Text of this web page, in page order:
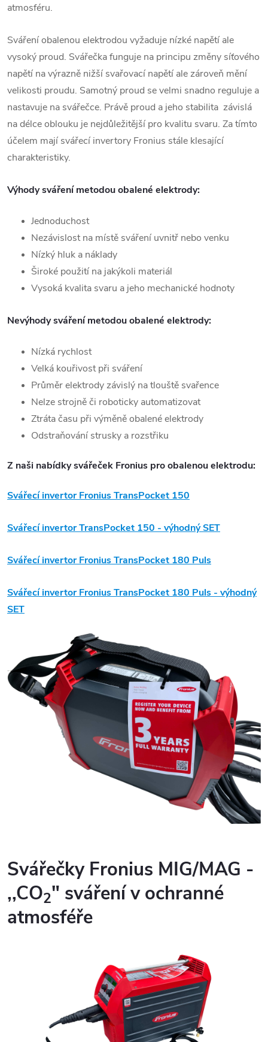
atmosféru.
Svářeníobalenou elektrodou vyžaduje nízké napětí ale
vysoký proud. Svářečkafunguje na principu změny síťového
napětí na výrazně nižší svařovací napětí ale zároveň mění
velikosti proudu. Samotný proud se velmi snadno reguluje a
nastavuje na svářečce. Právě proud a jeho stabilita závislá
na délce oblouku je nejdůležitější pro kvalitu svaru. Za tímto
účelem mají svářecí invertory Fronius stále klesající
charakteristiky.
Výhodysvářenímetodou obalené elektrody:
Jednoduchost
Nezávislost na místě sváření uvnitř nebo venku
Nízký hluk a náklady
Široké použití na jakýkoli materiál
Vysoká kvalita svaru a jeho mechanické hodnoty
Nevýhodysvářenímetodou obalené elektrody:
Nízká rychlost
Velká kouřivost při sváření
Průměr elektrody závislý na tlouště svařence
Nelze strojně či roboticky automatizovat
Ztráta času při výměně obalené elektrody
Odstraňování strusky a rozstřiku
Z naši nabídky svářeček Fronius pro obalenou elektrodu:
Svářecíinvertor Fronius TransPocket 150
Svářecí invertor TransPocket 150 - výhodný SET
Svářecíinvertor Fronius TransPocket 180 Puls
Svářecí invertor Fronius TransPocket 180 Puls - výhodný
SET
Svářečky Fronius MIG/MAG -
,,CO2" svářenív ochranné
atmosféře